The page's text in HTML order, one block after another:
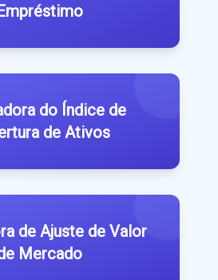
do Índice de
de Ativos
de Ajuste de Valor
Mercado